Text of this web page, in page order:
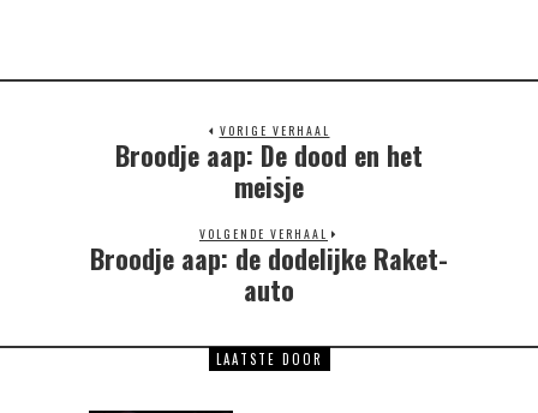
VORIGE VERHAAL
Previous
post:
Broodje aap: De dood en het
meisje
VOLGENDE VERHAAL
Next
post:
Broodje aap: de dodelijke Raket-
auto
LAATSTE DOOR